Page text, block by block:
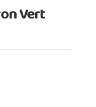
Vert